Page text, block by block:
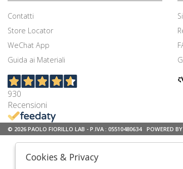
Contatti
Store Locator
WeChat App
Guida ai Materiali
930
Recensioni
© 2026 PAOLO FIORILLO LAB - P.IVA : 05510480634 POWERED
Cookies & Privacy